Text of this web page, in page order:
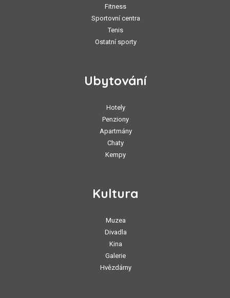
Fitness
Sportovní centra
Tenis
Ostatní sporty
Ubytování
Hotely
Penziony
Apartmány
Chaty
Kempy
Kultura
Muzea
Divadla
Kina
Galerie
Hvězdárny